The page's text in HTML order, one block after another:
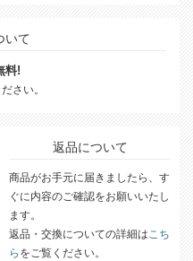
いて
料!
さい。
返品について
商品がお手元に届きましたら、す
ぐに内容のご確認をお願いいたし
ます。
返品・交換についての詳細はこち
ら をご覧ください。